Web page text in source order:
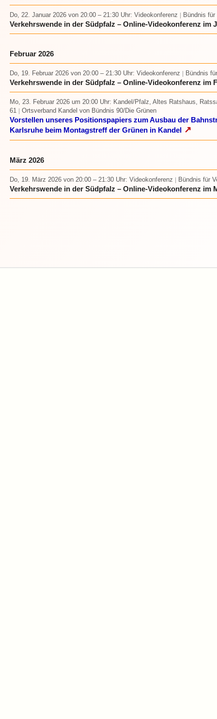
Do, 22. Januar 2026 von 20:00 – 21:30 Uhr: Videokonferenz Bündnis
Verkehrswende in der Südpfalz – Online-Videokonferenz im
Februar 2026
Do, 19. Februar 2026 von 20:00 – 21:30 Uhr: Videokonferenz Bündnis
Verkehrswende in der Südpfalz – Online-Videokonferenz im
Mo, 23. Februar 2026 um 20:00 Uhr: Kandel/Pfalz, Altes Ratshaus,
61
Ortsverband Kandel von Bündnis 90/Die Grünen
Vorstellen unseres Positionspapiers zum Ausbau der
Karlsruhe beim Montagstreff der Grünen in Kandel
↗
März 2026
Do, 19. März 2026 von 20:00 – 21:30 Uhr: Videokonferenz Bündnis für
Verkehrswende in der Südpfalz – Online-Videokonferenz im